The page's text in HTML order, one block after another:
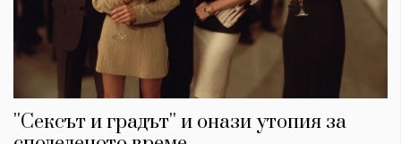
''Сексът и градът'' и онази утопия за